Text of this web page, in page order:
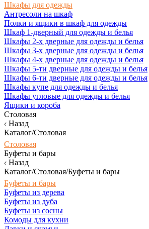
Шкафы для одежды
Антресоли на шкаф
Полки и ящики в шкаф для одежды
Шкаф 1-дверный для одежды и белья
Шкафы 2-х дверные для одежды и белья
Шкафы 3-х дверные для одежды и белья
Шкафы 4-х дверные для одежды и белья
Шкафы 5-ти дверные для одежды и белья
Шкафы 6-ти дверные для одежды и белья
Шкафы купе для одежды и белья
Шкафы угловые для одежды и белья
Ящики и короба
Столовая
Назад
Каталог/Столовая
Столовая
Буфеты и бары
Назад
Каталог/Столовая/Буфеты и бары
Буфеты и бары
Буфеты из дерева
Буфеты из дуба
Буфеты из сосны
Комоды для кухни